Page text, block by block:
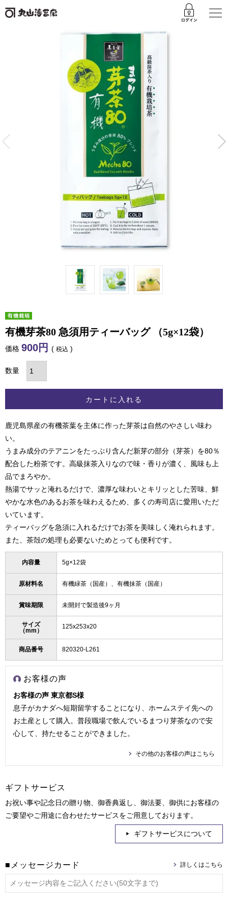
有機芽茶80 急須用ティーバッグ （5g×12袋）
価格 900 税込
カートに入れる
鹿児島県産の有機茶葉を主体に作った芽茶は自然のやさしい味わ
い。
うまみ成分のテアニンをたっぷり含んだ新芽の部分（芽茶）を80％
配合した粉茶です。高級抹茶入りなので味・香りが濃く、風味も上
品でまろやか。
熱湯でサッと淹れるだけで、濃厚な味わいとキリッとした苦味、鮮
やかな水色のあるお茶を味わえるため、多くの寿司店に愛用いただ
いています。
ティーバッグを急須に入れるだけでお茶を美味しく淹れられます。
また、茶殻の処理も必要ないためとっても便利です。
内容量 5g×12袋
原材料名 有機緑茶（国産）、有機抹茶（国産）
賞味期限 未開封で製造後9ヶ月
サイズ
（mm）
125x253x20
商品番号 820320-L261
お客様の声
お客様の声 東京都S様
息子がカナダへ短期留学することになり、ホームステイ先への
お土産として購入。普段職場で飲んでいるまつり芽茶なので安
心して、持たせることができました。
その他のお客様の声はこちら
ギフトサービス
お祝い事や記念日の贈り物、御香典返し、御法要、御供にお客様の
ご要望やご用途に合わせたサービスをご用意しております。
ギフトサービスについて
■メッセージカード